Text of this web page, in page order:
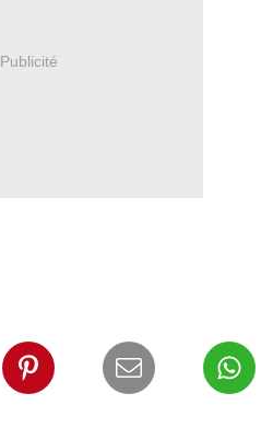
Publicité